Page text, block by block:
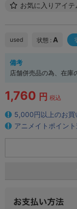
お気に入りアイテ
used 状態 : A
備考
店舗併売品の為、在庫
1,760 円 税込
5,000円以上のお買
アニメイトポイン